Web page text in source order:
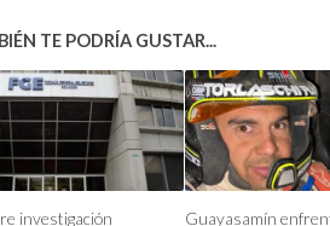
TE PODRÍA GUSTAR...
investigación Guayasamín